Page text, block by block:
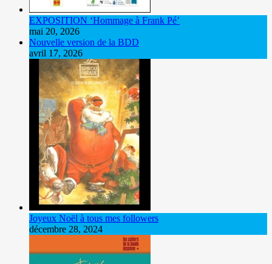
EXPOSITION ‘Hommage à Frank Pé’
mai 20, 2026
Nouvelle version de la BDD
avril 17, 2026
Joyeux Noël à tous mes followers
décembre 28, 2024